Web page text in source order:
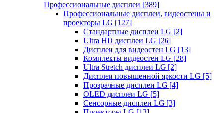
Профессиональные дисплеи [389]
Профессиональные дисплеи, видеостены и
проекторы LG [127]
Стандартные дисплеи LG [2]
Ultra HD дисплеи LG [26]
Дисплеи для видеостен LG [13]
Комплекты видеостен LG [28]
Ultra Stretch дисплеи LG [2]
Дисплеи повышенной яркости LG [5]
Прозрачные дисплеи LG [4]
OLED дисплеи LG [5]
Сенсорные дисплеи LG [3]